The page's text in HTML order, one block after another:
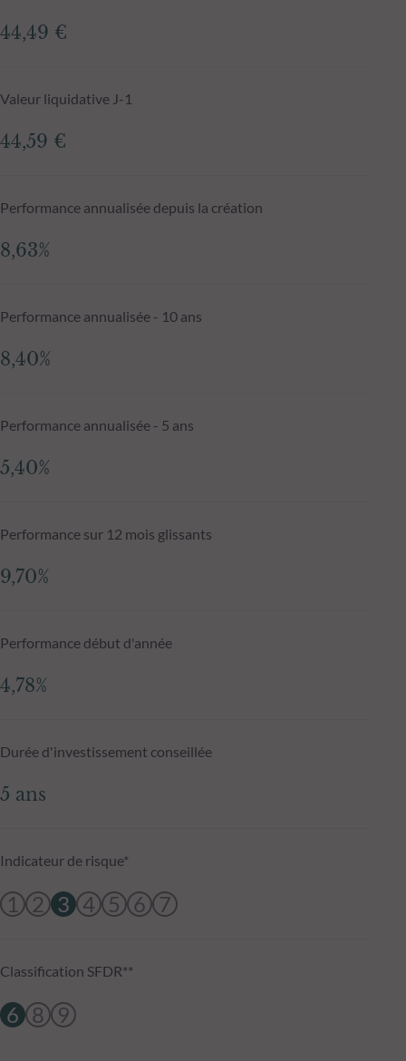
44,49 €
Valeur liquidative J-1
44,59 €
Performance annualisée depuis la création
8,63%
Performance annualisée - 10 ans
8,40%
Performance annualisée - 5 ans
5,40%
Performance sur 12 mois glissants
9,70%
Performance début d'année
4,78%
Durée d'investissement conseillée
5 ans
Indicateur de risque*
1 2 3 4 5 6 7
Classification SFDR**
6 8 9